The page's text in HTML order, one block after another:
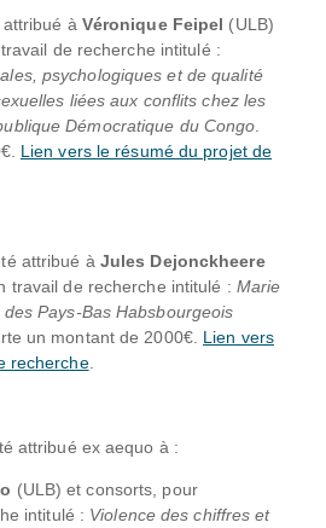
à Véronique Feipel (ULB)
de recherche intitulé :
psychologiques et de qualité
liées aux conflits chez les
Démocratique du Congo
Lien vers le résumé du projet de
attribué à Jules Dejonckheere
travail de recherche intitulé : Marie
Pays-Bas Habsbourgeois
un montant de 2000€. Lien vers
recherche.
attribué ex aequo à :
(ULB) et consorts, pour
intitulé : Violence des chiffres et